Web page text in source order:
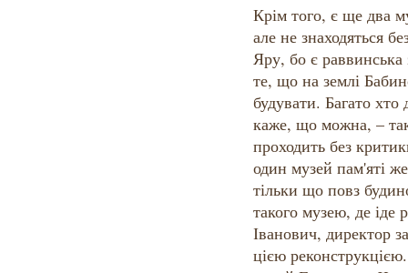
Крім того, є ще два
але не знаходяться
Яру, бо є
те, що на землі
будувати. Багато
каже, що можна, –
проходить без
один музей пам'яті
тільки що повз
такого музею, де іде
Іванович, директор
цією